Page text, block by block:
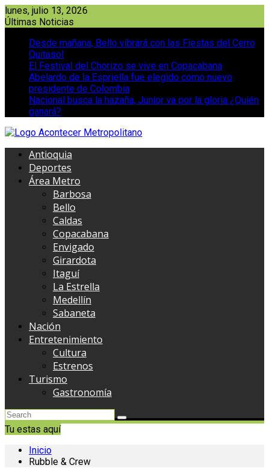
Saltar
al
lunes, julio 13, 2026
Últimas Noticias
Desde mañana, Bello vibrará con las Fiestas del Cerro
Quitasol
El Festival del Chorizo se vive en Copacabana
Abelardo de la Espriella fue elegido como nuevo
presidente de Colombia
Nacional busca la hazaña, Junior va por la gloria ¿Quién
ganará?
Antioquia
Deportes
Área Metro
Barbosa
Bello
Caldas
Copacabana
Envigado
Girardota
Itaguí
La Estrella
Medellín
Sabaneta
Nación
Entretenimiento
Cultura
Estrenos
Turismo
Gastronomía
Tu estas aquí
Inicio
Rubble & Crew